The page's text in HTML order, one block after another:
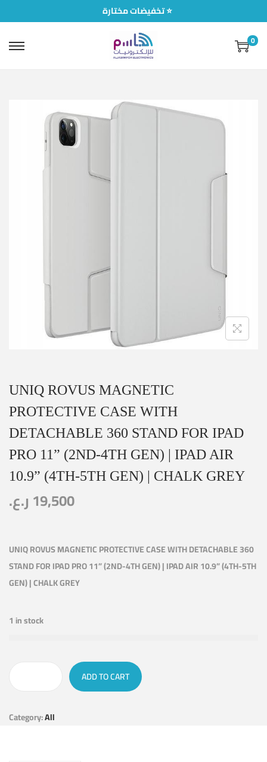
تخفيضات مختارة ⭐
0
UNIQ ROVUS MAGNETIC
PROTECTIVE CASE WITH
DETACHABLE 360 STAND FOR IPAD
PRO 11” (2ND-4TH GEN) | IPAD AIR
10.9” (4TH-5TH GEN) | CHALK GREY
19,500 ر.ع.
UNIQ ROVUS MAGNETIC PROTECTIVE CASE WITH DETACHABLE 360
STAND FOR IPAD PRO 11” (2ND-4TH GEN) | IPAD AIR 10.9” (4TH-5TH
GEN) | CHALK GREY
1 in stock
ADD TO CART
Category:All